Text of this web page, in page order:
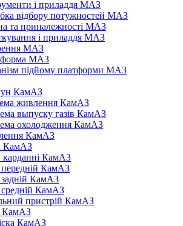
і приладдя МАЗ
відбору потужностей МАЗ
та приналежності МАЗ
і приладдя МАЗ
МАЗ
МАЗ
підйому платформи МАЗ
КамАЗ
живлення КамАЗ
выпуску газів КамАЗ
охолодження КамАЗ
КамАЗ
КамАЗ
карданні КамАЗ
передній КамАЗ
КамАЗ
средній КамАЗ
пристрій КамАЗ
КамАЗ
КамАЗ